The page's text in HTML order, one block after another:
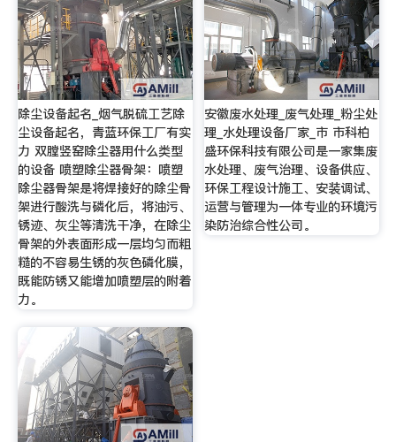
除尘设备起名_烟气脱硫工艺除
尘设备起名，青蓝环保工厂有实
力 双膛竖窑除尘器用什么类型
的设备 喷塑除尘器骨架：喷塑
除尘器骨架是将焊接好的除尘骨
架进行酸洗与磷化后，将油污、
锈迹、灰尘等清洗干净，在除尘
骨架的外表面形成一层均匀而粗
糙的不容易生锈的灰色磷化膜，
既能防锈又能增加喷塑层的附着
力。
安徽废水处理_废气处理_粉尘处
理_水处理设备厂家_市 市科柏
盛环保科技有限公司是一家集废
水处理、废气治理、设备供应、
环保工程设计施工、安装调试、
运营与管理为一体专业的环境污
染防治综合性公司。